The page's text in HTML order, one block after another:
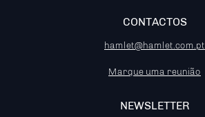
CONTACTOS
hamlet@hamlet.com.pt
Marque uma reunião
NEWSLETTER